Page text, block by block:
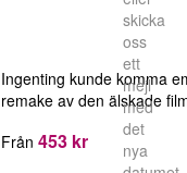
skicka
oss
ett
mejl
med
det
nya
Ingenting kunde komma
remake av den älskade
Från 453 kr